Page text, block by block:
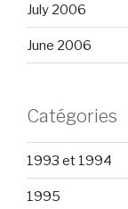
July 2006
June 2006
Catégories
1993 et 1994
1995